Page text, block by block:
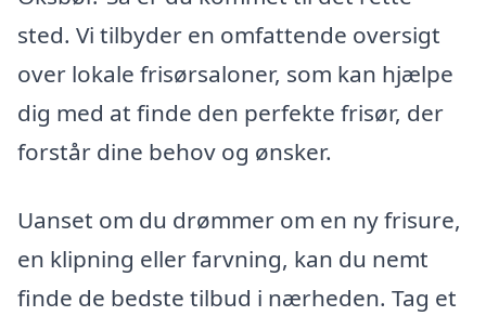
sted. Vi tilbyder en omfattende oversigt
over lokale frisørsaloner, som kan hjælpe
dig med at finde den perfekte frisør, der
forstår dine behov og ønsker.
Uanset om du drømmer om en ny frisure,
en klipning eller farvning, kan du nemt
finde de bedste tilbud i nærheden. Tag et